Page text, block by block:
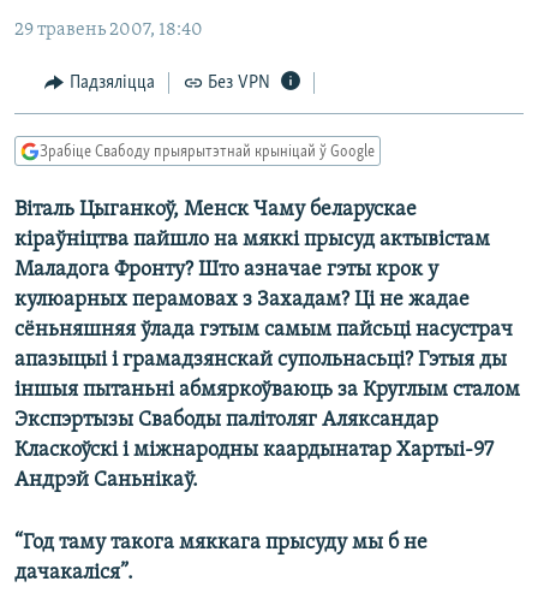
галоўнай
навігацыі
Перайсьці
да
пошуку
ЭКАНОМІКА
ВАЙНА
БЕЛАРУСЫ НА ВАЙНЕ
КУЛЬТУРА
КАЛЯНДАР
ПАДКАСТЫ
КНІГІ
АЎДЫЁКНІГІ
МОВА
НА ХВАЛЯХ СВАБОДЫ
ПАДКАСТЫ
FACEBOOK
TWITTER
САЧЫЦЕ ЗА АБНАЎЛЕНЬНЯМІ
29 травень 2007, 18:40
Падзяліцца Без VPN
Зрабіце Свабоду прыярытэтнай крыніцай ў Google
Віталь Цыганкоў, Менск Чаму беларускае
кіраўніцтва пайшло на мяккі прысуд актывістам
Маладога Фронту? Што азначае гэты крок у
кулюарных перамовах з Захадам? Ці не жадае
сёньняшняя ўлада гэтым самым пайсьці насустрач
апазыцыі і грамадзянскай супольнасьці? Гэтыя ды
іншыя пытаньні абмяркоўваюць за Круглым сталом
Экспэртызы Свабоды палітоляг Аляксандар
Класкоўскі і міжнародны каардынатар Хартыі-97
Андрэй Саньнікаў.
“Год таму такога мяккага прысуду мы б не
дачакаліся”.